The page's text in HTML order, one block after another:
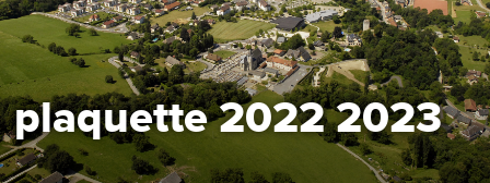
plaquette 2022 2023